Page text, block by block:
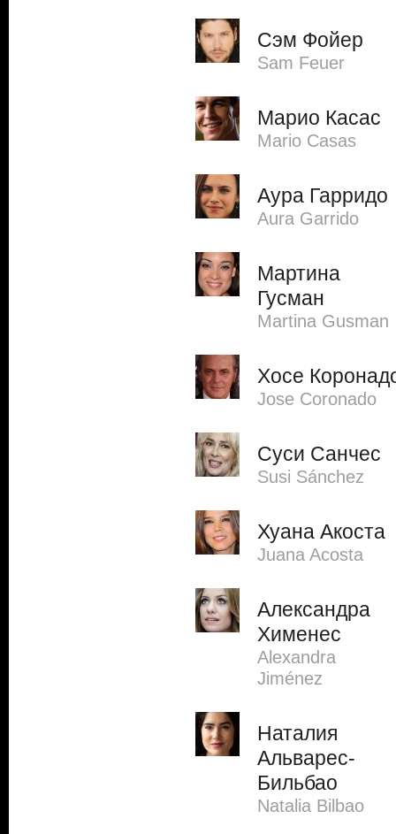
Сэм Фойер
Sam Feuer
Марио Касас
Mario Casas
Аура Гарридо
Aura Garrido
Мартина
Гусман
Martina Gusman
Хосе
Jose Coronado
Суси Санчес
Susi Sánchez
Хуана Акоста
Juana Acosta
Александра
Хименес
Alexandra
Jiménez
Наталия
Альварес-
Бильбао
Natalia Bilbao